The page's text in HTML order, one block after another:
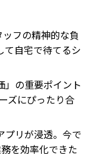
フの精神的な負
て自宅で待てるシ
」の重要ポイント
ズにぴったり合
プリが浸透。今で
を効率化できた